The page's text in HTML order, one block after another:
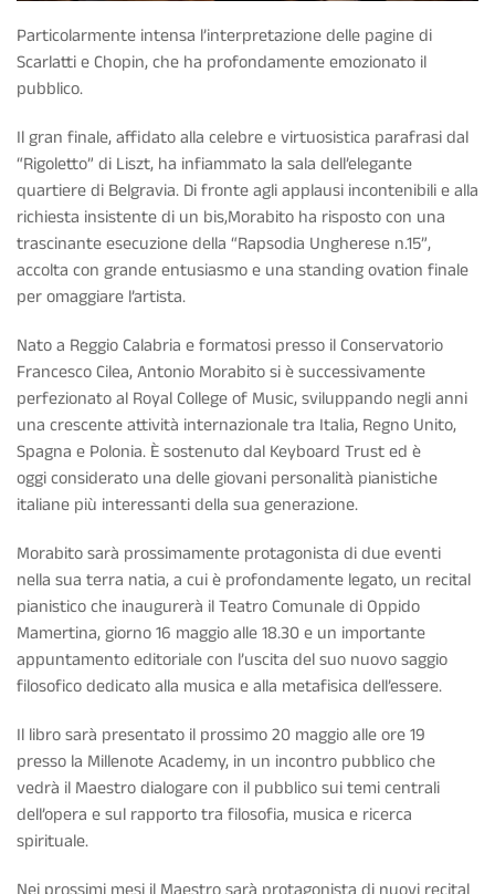
Particolarmente intensa l’interpretazione delle pagine di
Scarlatti e Chopin, che ha profondamente emozionato il
pubblico.
Il gran finale, affidato alla celebre e virtuosistica parafrasi dal
“Rigoletto” di Liszt, ha infiammato la sala dell’elegante
quartiere di Belgravia. Di fronte agli applausi incontenibili e alla
richiesta insistente di un bis,Morabito ha risposto con una
trascinante esecuzione della “Rapsodia Ungherese n.15”,
accolta con grande entusiasmo e una standing ovation finale
per omaggiare l’artista.
Nato a Reggio Calabria e formatosi presso il Conservatorio
Francesco Cilea, Antonio Morabito si è successivamente
perfezionato al Royal College of Music, sviluppando negli anni
una crescente attività internazionale tra Italia, Regno Unito,
Spagna e Polonia. È sostenuto dal Keyboard Trust ed è
oggi considerato una delle giovani personalità pianistiche
italiane più interessanti della sua generazione.
Morabito sarà prossimamente protagonista di due eventi
nella sua terra natia, a cui è profondamente legato, un recital
pianistico che inaugurerà il Teatro Comunale di Oppido
Mamertina, giorno 16 maggio alle 18.30 e un importante
appuntamento editoriale con l’uscita del suo nuovo saggio
filosofico dedicato alla musica e alla metafisica dell’essere.
Il libro sarà presentato il prossimo 20 maggio alle ore 19
presso la Millenote Academy, in un incontro pubblico che
vedrà il Maestro dialogare con il pubblico sui temi centrali
dell’opera e sul rapporto tra filosofia, musica e ricerca
spirituale.